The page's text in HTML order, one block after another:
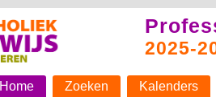
2025-
Home Zoeken Kalenders